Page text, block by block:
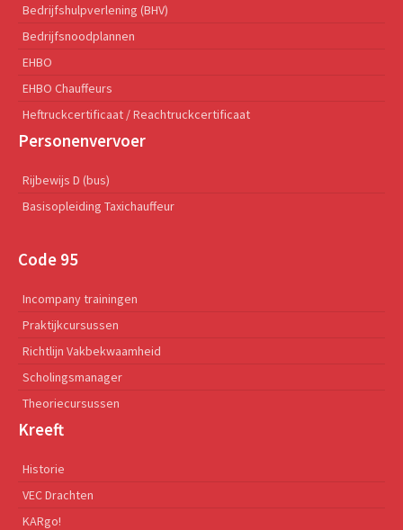
Bedrijfshulpverlening (BHV)
Bedrijfsnoodplannen
EHBO
EHBO Chauffeurs
Heftruckcertificaat / Reachtruckcertificaat
Personenvervoer
Rijbewijs D (bus)
Basisopleiding Taxichauffeur
Code 95
Incompany trainingen
Praktijkcursussen
Richtlijn Vakbekwaamheid
Scholingsmanager
Theoriecursussen
Kreeft
Historie
VEC Drachten
KARgo!